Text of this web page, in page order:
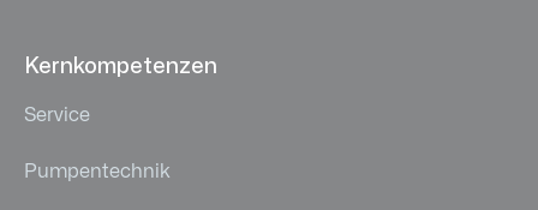
Kernkompetenzen
Service
Pumpentechnik